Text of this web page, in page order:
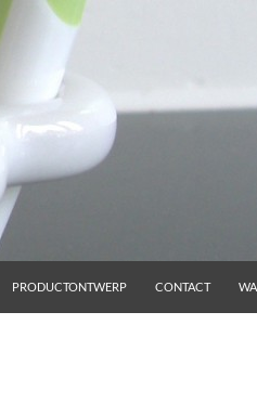
PRODUCTONTWERP CONTACT